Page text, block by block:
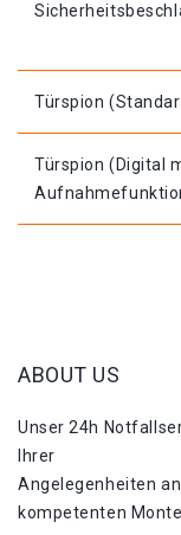
Türspion
Türspion (Digital
ABOUT US
Unser 24h
Ihrer
Angelegenheiten
kompetenten